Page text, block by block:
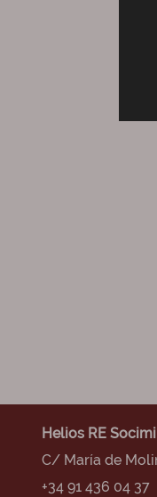
Helios RE
C/ María de
+34 91 436 04 37